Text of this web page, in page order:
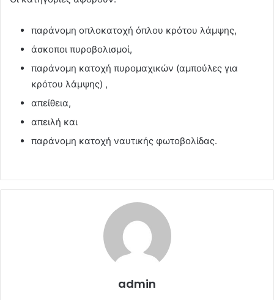
παράνομη οπλοκατοχή όπλου κρότου λάμψης,
άσκοποι πυροβολισμοί,
παράνομη κατοχή πυρομαχικών (αμπούλες για
κρότου λάμψης) ,
απείθεια,
απειλή και
παράνομη κατοχή ναυτικής φωτοβολίδας.
admin